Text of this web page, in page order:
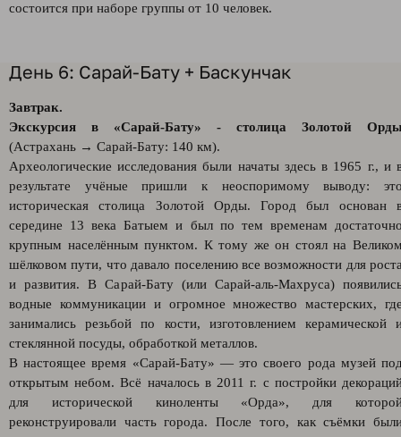
состоится при наборе группы от 10 человек.
День 6: Сарай-Бату + Баскунчак
Завтрак.
Экскурсия в «Сарай-Бату» - столица Золотой
(Астрахань → Сарай-Бату: 140 км).
Археологические исследования были начаты здесь в 1965 г., и
результате учёные пришли к неоспоримому выводу:
историческая столица Золотой Орды. Город был основан
середине 13 века Батыем и был по тем временам
крупным населённым пунктом. К тому же он стоял на
шёлковом пути, что давало поселению все возможности для
и развития. В Сарай-Бату (или Сарай-аль-Махруса)
водные коммуникации и огромное множество мастерских,
занимались резьбой по кости, изготовлением керамической
стеклянной посуды, обработкой металлов.
В настоящее время «Сарай-Бату» — это своего рода музей
открытым небом. Всё началось в 2011 г. с постройки
для исторической киноленты «Орда», для
реконструировали часть города. После того, как съёмки